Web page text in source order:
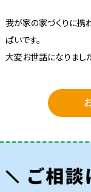
我が家の家づくりに携
ぱいです。
大変お世話になりまし